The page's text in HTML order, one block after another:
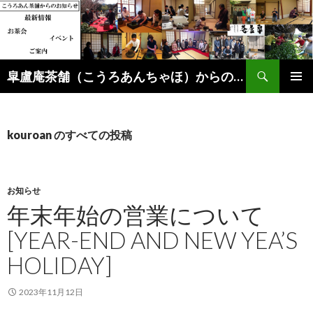
皐盧庵茶舗（こうろあんちゃほ）からのご案内（最新情報、イベント、教室、各種ご案内）
検
索
ン
キ
ッ
プ
kouroan のすべての投稿
お知らせ
年末年始の営業について
[YEAR-END AND NEW YEA’S
HOLIDAY]
2023年11月12日